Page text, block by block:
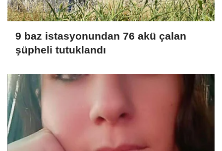
9 baz istasyonundan 76 akü çalan
şüpheli tutuklandı